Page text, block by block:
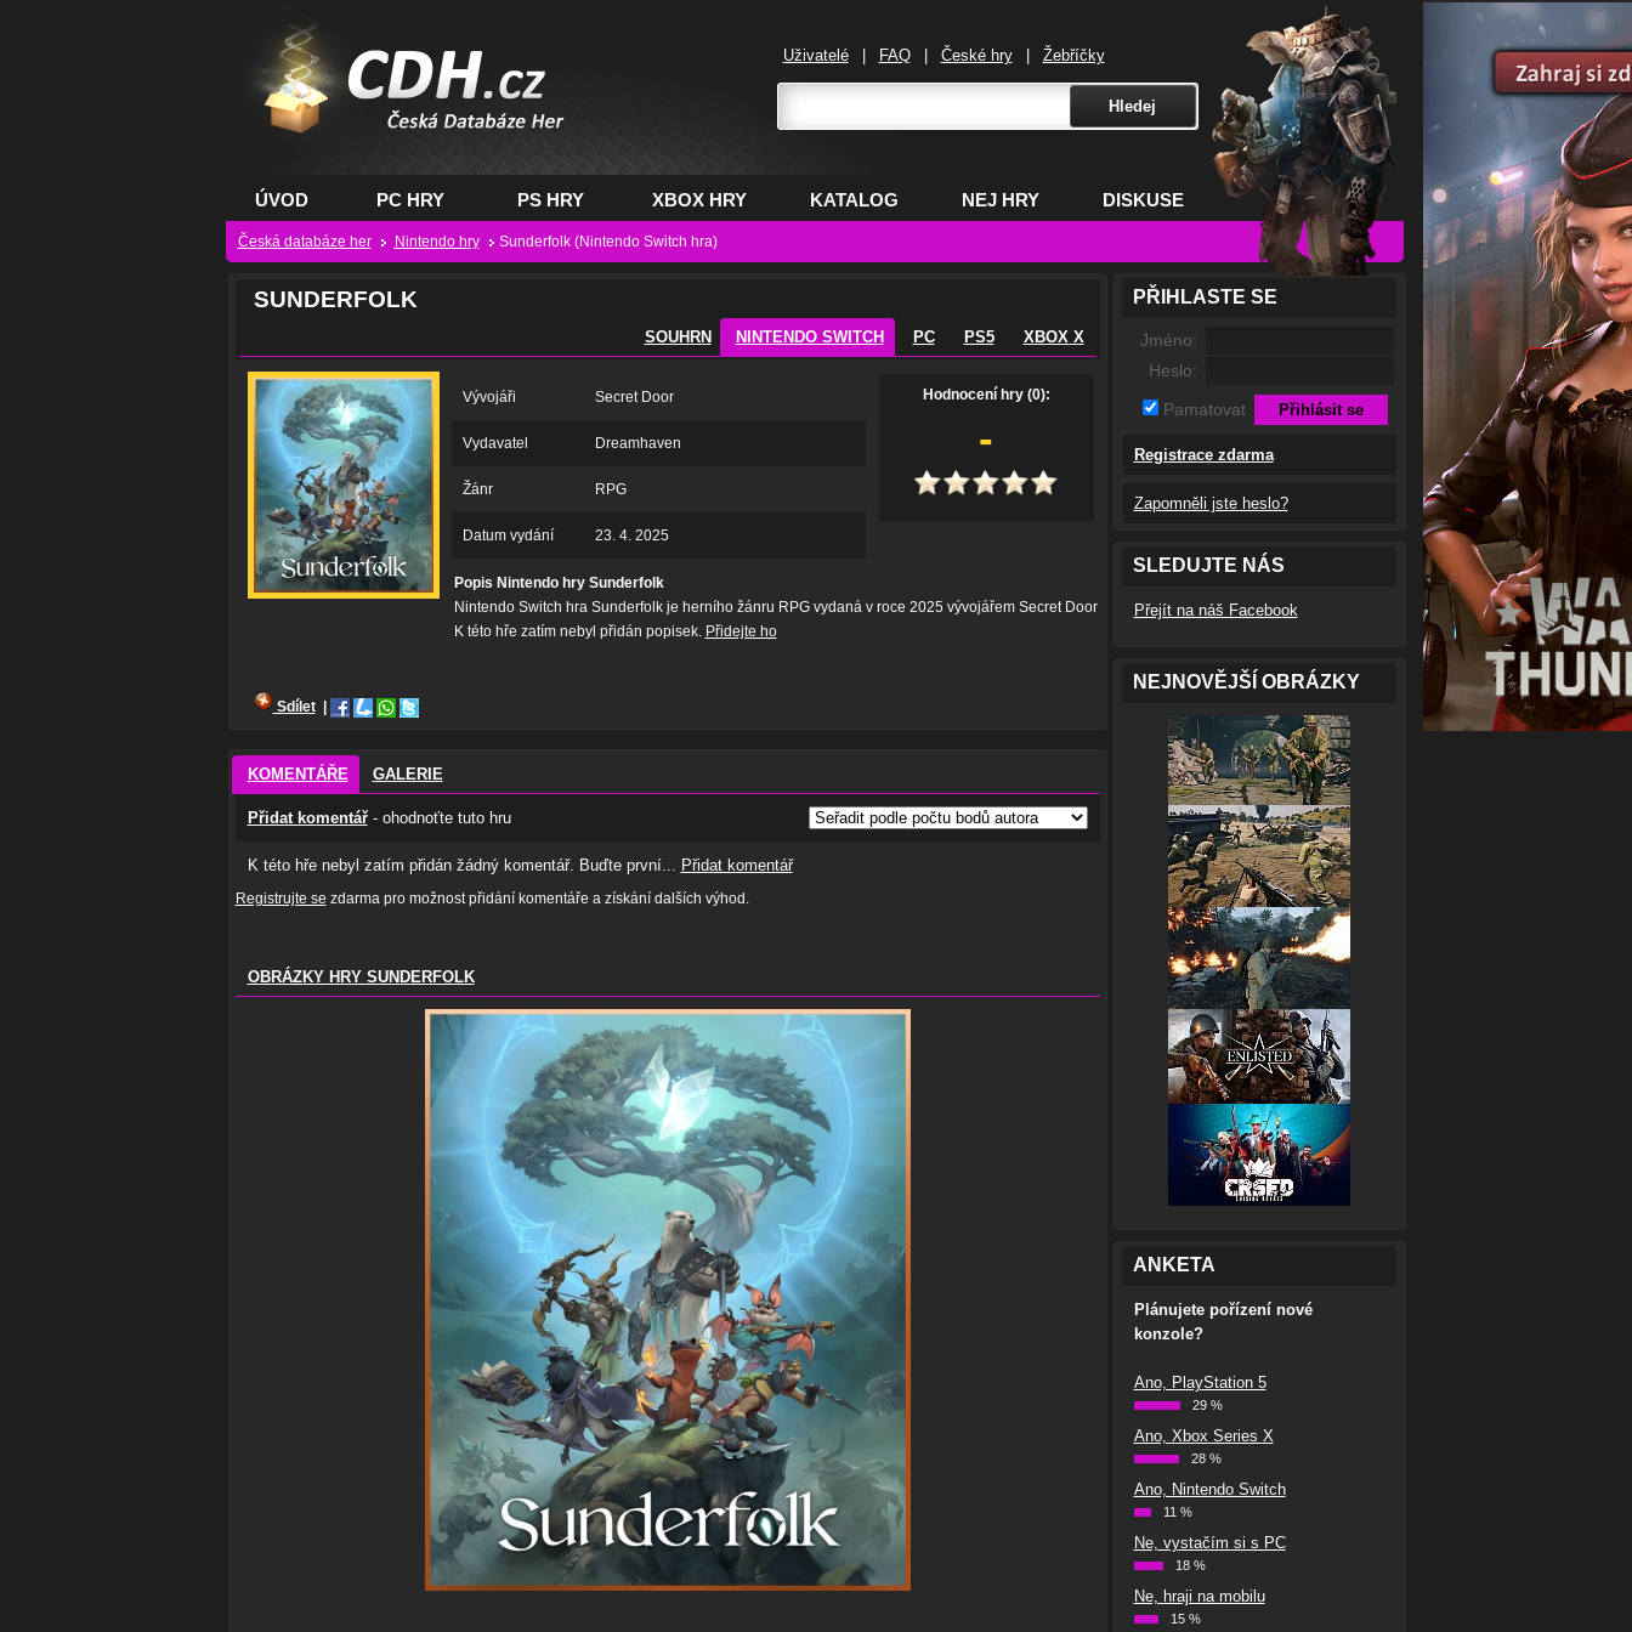
CDH.cz - hry na PC,
PS, XBOX - Česká
databáze her
Uživatelé FAQ České hry Žebříčky
ÚVOD PC HRY PS HRY XBOX HRY KATALOG NEJ HRY DISKUSE
Česká databáze her Nintendo hry Sunderfolk (Nintendo Switch hra)
SUNDERFOLK
SOUHRN NINTENDO SWITCH PC PS5 XBOX X
Vývojáři Secret Door
Vydavatel Dreamhaven
Žánr RPG
Datum vydání 23. 4. 2025
Hodnocení hry (0):
-
Popis Nintendo hry Sunderfolk
Nintendo Switch hra Sunderfolk je herního žánru RPG vydaná v roce 2025 vývojářem Secret Door
K této hře zatím nebyl přidán popisek. Přidejte ho
Sdílet
KOMENTÁŘE GALERIE
Přidat komentář- ohodnoťte tuto hru
K této hře nebyl zatím přidán žádný komentář. Buďte první... Přidat komentář
Registrujte se zdarma pro možnost přidání komentáře a získání dalších výhod.
OBRÁZKY HRY SUNDERFOLK
PŘIHLASTE SE
Jméno:
Heslo:
Pamatovat
Registrace zdarma
Zapomněli jste heslo?
SLEDUJTE NÁS
Přejít na náš Facebook
NEJNOVĚJŠÍ OBRÁZKY
ANKETA
Plánujete pořízení nové
konzole?
Ano, PlayStation 5
29 %
Ano, Xbox Series X
28 %
Ano, Nintendo Switch
11 %
Ne, vystačím si s PC
18 %
Ne, hraji na mobilu
15 %